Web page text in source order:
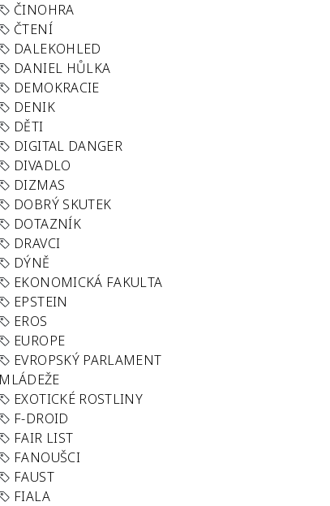
ČINOHRA
ČTENÍ
DALEKOHLED
DANIEL HŮLKA
DEMOKRACIE
DENIK
DĚTI
DIGITAL DANGER
DIVADLO
DIZMAS
DOBRÝ SKUTEK
DOTAZNÍK
DRAVCI
DÝNĚ
EKONOMICKÁ FAKULTA
EPSTEIN
EROS
EUROPE
EVROPSKÝ PARLAMENT
MLÁDEŽE
EXOTICKÉ ROSTLINY
F-DROID
FAIR LIST
FANOUŠCI
FAUST
FIALA